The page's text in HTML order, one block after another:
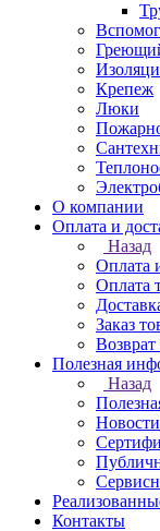
Крепеж
Люки
О компании
Оплата и
Назад
Оплата
Оплата
Заказ
Возврат
Полезная
Назад
Новости
Контакты